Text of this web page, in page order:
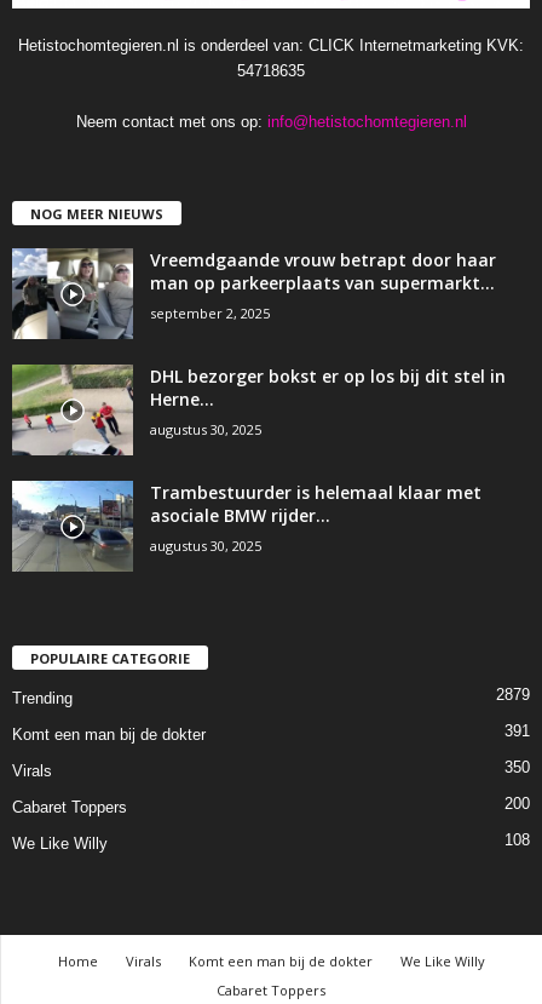
Hetistochomtegieren.nl is onderdeel van: CLICK Internetmarketing KVK:
54718635
Neem contact met ons op: info@hetistochomtegieren.nl
NOG MEER NIEUWS
Vreemdgaande vrouw betrapt door haar
man op parkeerplaats van supermarkt…
september 2, 2025
DHL bezorger bokst er op los bij dit stel in
Herne…
augustus 30, 2025
Trambestuurder is helemaal klaar met
asociale BMW rijder…
augustus 30, 2025
POPULAIRE CATEGORIE
Trending 2879
Komt een man bij de dokter 391
Virals 350
Cabaret Toppers 200
We Like Willy 108
Home Virals Komt een man bij de dokter
We Like Willy
Cabaret Toppers